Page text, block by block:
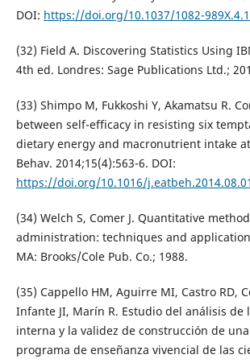
DOI: https://doi.org/10.1037/1082-
(32) Field A. Discovering Statistics Using
4th ed. Londres: Sage Publications Ltd.;
(33) Shimpo M, Fukkoshi Y, Akamatsu R.
between self-efficacy in resisting six
dietary energy and macronutrient intake
Behav. 2014;15(4):563-6. DOI:
https://doi.org/10.1016/
(34) Welch S, Comer J. Quantitative
administration: techniques and
MA: Brooks/Cole Pub. Co.; 1988.
(35) Cappello HM, Aguirre MI, Castro RD,
Infante JI, Marín R. Estudio del análisis de
interna y la validez de construcción de
programa de enseñanza vivencial de las